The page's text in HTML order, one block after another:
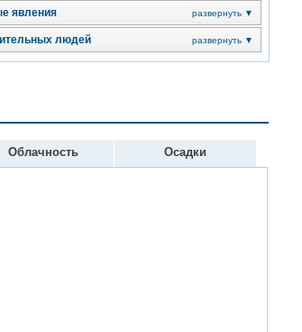
явления развернуть ▼
людей развернуть ▼
Облачность Осадки